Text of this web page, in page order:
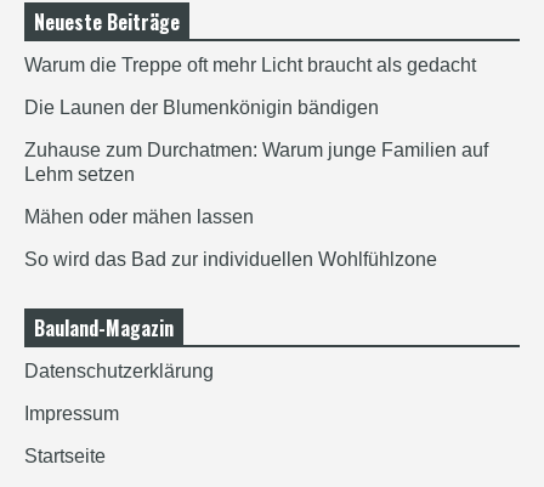
Neueste Beiträge
Warum die Treppe oft mehr Licht braucht als gedacht
Die Launen der Blumenkönigin bändigen
Zuhause zum Durchatmen: Warum junge Familien auf
Lehm setzen
Mähen oder mähen lassen
So wird das Bad zur individuellen Wohlfühlzone
Bauland-Magazin
Datenschutzerklärung
Impressum
Startseite